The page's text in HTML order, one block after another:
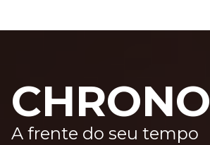
CHRONO
A frente do seu tempo